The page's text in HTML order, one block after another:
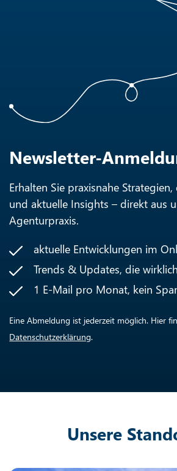
Newsletter-
Erhalten Sie praxisnahe
und aktuelle Insights – direkt aus
Agenturpraxis.
aktuelle Entwicklungen im
Trends & Updates, die
1 E-Mail pro Monat, kein
Eine Abmeldung ist jederzeit möglich. Hier
Datenschutzerklärung.
Unsere